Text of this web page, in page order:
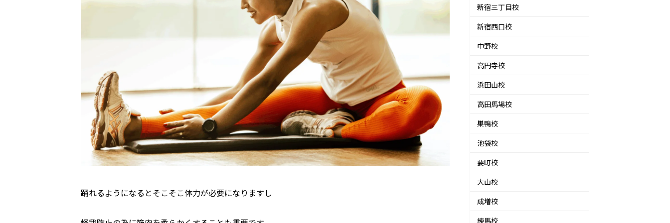
踊れるようになるとそこそこ体力が必要になりますし
新宿三丁目校
新宿西口校
中野校
高円寺校
浜田山校
高田馬場校
巣鴨校
池袋校
要町校
大山校
成増校
練馬校